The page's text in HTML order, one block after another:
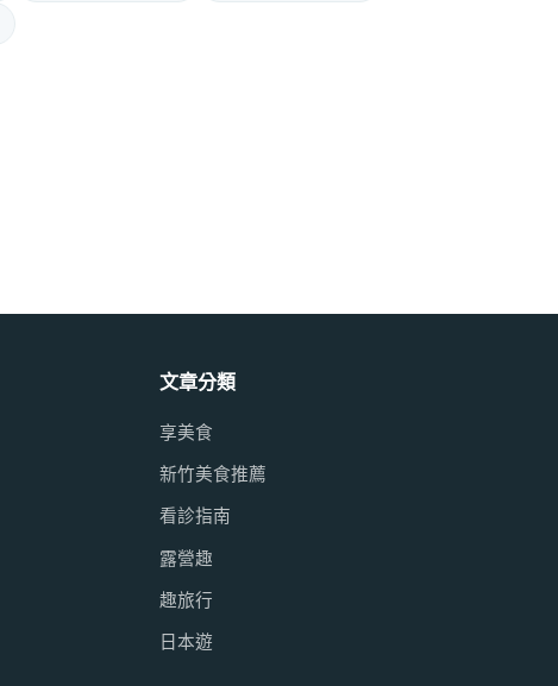
文章分類
享美食
新竹美食推薦
看診指南
露營趣
趣旅行
日本遊